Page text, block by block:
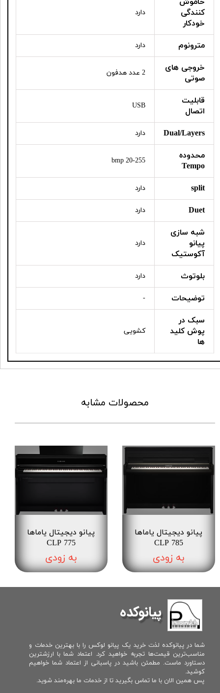
کنندگی
خودکار
دارد
مترونوم دارد
خروجی های
صوتی
2 عدد هدفون
قابلیت
اتصال
USB
Dual/Layers دارد
محدوده
Tempo
20-255 bmp
split دارد
Duet دارد
شبه سازی
پیانو
آکوستیک
دارد
بلوتوث دارد
توضیحات -
سبک در
پوش کلید
ها
کشویی
محصولات مشابه
پیانو دیجیتال یاماها
CLP 785
به زودی
پیانو دیجیتال یاماها
CLP 775
به زودی
شما در پیانوکده لذت خرید یک پیانو لوکس را با بهترین خدمات و
مناسب‌ترین قیمت‌ها تجربه خواهید کرد. اعتماد شما با ارزشترین
دستاورد ماست. مطمئن باشید در پاسبانی از اعتماد شما خواهیم
کوشید.
پس همین الان با ما تماس بگیرید تا از خدمات ما بهره‌مند شوید.
پیانوکده